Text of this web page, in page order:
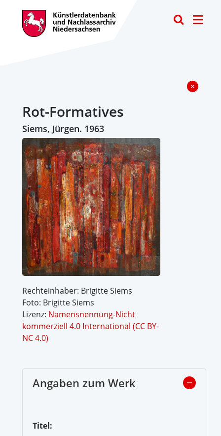
Rot-Formatives
Siems, Jürgen. 1963
Rechteinhaber: Brigitte Siems
Foto: Brigitte Siems
Lizenz: Namensnennung-Nicht
kommerziell 4.0 International (CC BY-
NC 4.0)
Angaben zum Werk
Titel: